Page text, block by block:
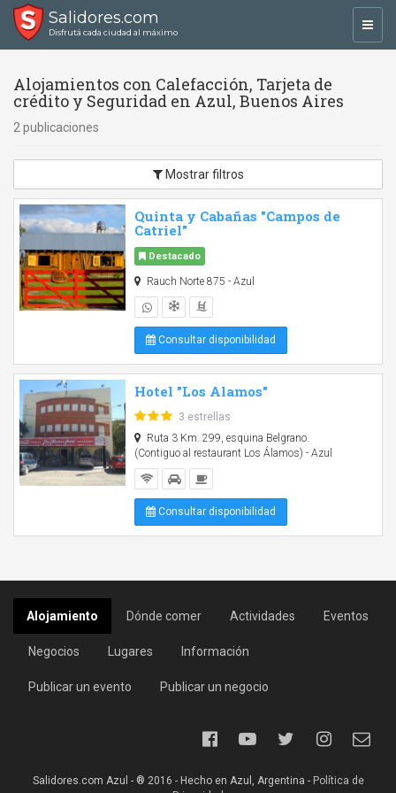
Salidores.com
Disfrutá cada ciudad al máximo
Alojamientos con Calefacción, Tarjeta de
crédito y Seguridad en Azul, Buenos Aires
2 publicaciones
Mostrar filtros
Quinta y Cabañas "Campos de
Catriel"
Destacado
Rauch Norte 875 - Azul
Consultar disponibilidad
Hotel "Los Alamos"
3 estrellas
Ruta 3 Km. 299, esquina Belgrano.
(Contiguo al restaurant Los Álamos) - Azul
Consultar disponibilidad
Alojamiento Dónde comer Actividades Eventos
Negocios Lugares Información
Publicar un evento Publicar un negocio
Salidores.com Azul - ® 2016 - Hecho en Azul, Argentina - Política de